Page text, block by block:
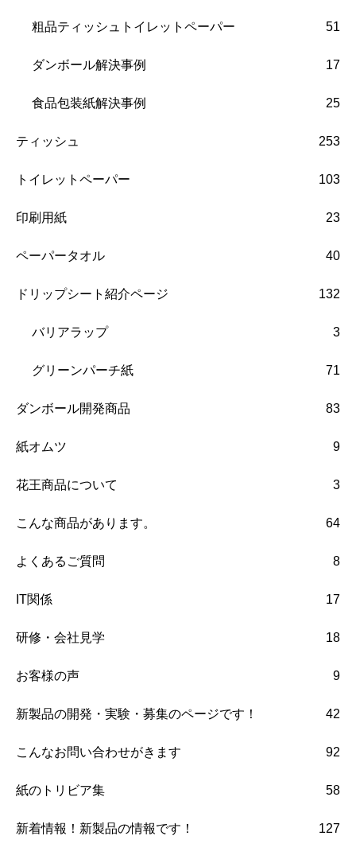
粗品ティッシュトイレットペーパー 51
ダンボール解決事例 17
食品包装紙解決事例 25
ティッシュ 253
トイレットペーパー 103
印刷用紙 23
ペーパータオル 40
ドリップシート紹介ページ 132
バリアラップ 3
グリーンパーチ紙 71
ダンボール開発商品 83
紙オムツ 9
花王商品について 3
こんな商品があります。 64
よくあるご質問 8
IT関係 17
研修・会社見学 18
お客様の声 9
新製品の開発・実験・募集のページです！ 42
こんなお問い合わせがきます 92
紙のトリビア集 58
新着情報！新製品の情報です！ 127